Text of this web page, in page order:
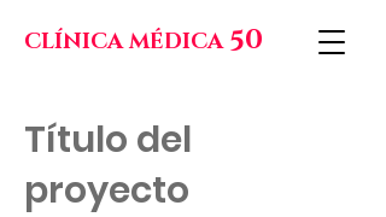
CLÍNICA MÉDICA 50
Título del
proyecto